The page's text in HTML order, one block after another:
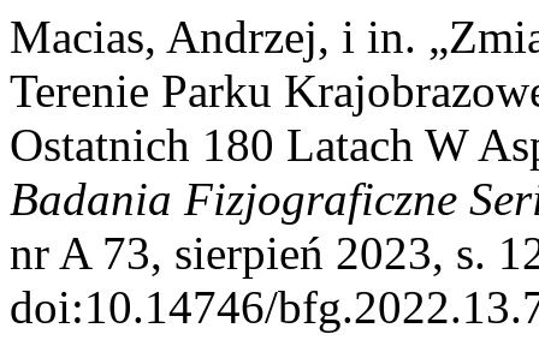
Macias, Andrzej, i in.
Terenie Parku
Ostatnich 180 Latach W
Badania Fizjograficzne
nr A 73, sierpień 2023, s.
doi:10.14746/